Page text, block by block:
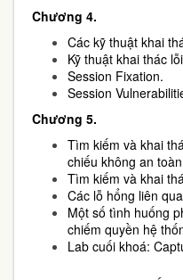
Chương 4.
Các kỹ thuật khai
Kỹ thuật khai thác
Session Fixation.
Session
Chương 5.
Tìm kiếm và khai
chiếu không an
Tìm kiếm và khai
Các lỗ hổng liên
Một số tình huống
chiếm quyền hệ
Lab cuối khoá: